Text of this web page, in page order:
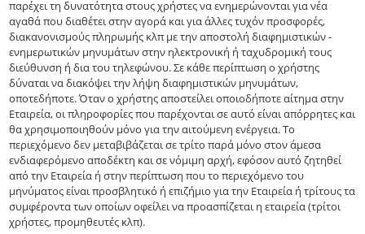
παρέχει τη δυνατότητα στους χρήστες να ενημερώνονται για νέα
αγαθά που διαθέτει στην αγορά και για άλλες τυχόν προσφορές,
διακανονισμούς πληρωμής κλπ με την αποστολή διαφημιστικών -
ενημερωτικών μηνυμάτων στην ηλεκτρονική ή ταχυδρομική τους
διεύθυνση ή δια του τηλεφώνου. Σε κάθε περίπτωση ο χρήστης
δύναται να διακόψει την λήψη διαφημιστικών μηνυμάτων,
οποτεδήποτε. Όταν ο χρήστης αποστείλει οποιοδήποτε αίτημα στην
Εταιρεία, οι πληροφορίες που παρέχονται σε αυτό είναι απόρρητες και
θα χρησιμοποιηθούν μόνο για την αιτούμενη ενέργεια. Το
περιεχόμενο δεν μεταβιβάζεται σε τρίτο παρά μόνο στον άμεσα
ενδιαφερόμενο αποδέκτη και σε νόμιμη αρχή, εφόσον αυτό ζητηθεί
από την Εταιρεία ή στην περίπτωση που το περιεχόμενο του
μηνύματος είναι προσβλητικό ή επιζήμιο για την Εταιρεία ή τρίτους τα
συμφέροντα των οποίων οφείλει να προασπίζεται η εταιρεία (τρίτοι
χρήστες, προμηθευτές κλπ).